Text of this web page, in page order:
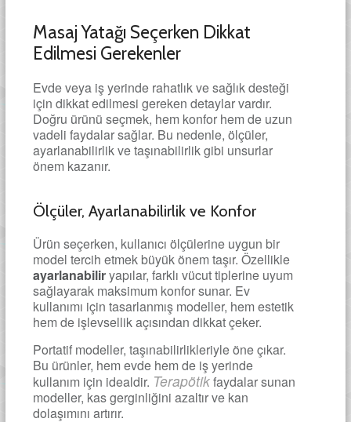
Masaj Yatağı Seçerken Dikkat
Edilmesi Gerekenler
Evde veya iş yerinde rahatlık ve sağlık desteği
için dikkat edilmesi gereken detaylar vardır.
Doğru ürünü seçmek, hem konfor hem de uzun
vadeli faydalar sağlar. Bu nedenle, ölçüler,
ayarlanabilirlik ve taşınabilirlik gibi unsurlar
önem kazanır.
Ölçüler, Ayarlanabilirlik ve Konfor
Ürün seçerken, kullanıcı ölçülerine uygun bir
model tercih etmek büyük önem taşır. Özellikle
ayarlanabiliryapılar, farklı vücut tiplerine uyum
sağlayarak maksimum konfor sunar. Ev
kullanımı için tasarlanmış modeller, hem estetik
hem de işlevsellik açısından dikkat çeker.
Portatif modeller, taşınabilirlikleriyle öne çıkar.
Bu ürünler, hem evde hem de iş yerinde
kullanım için idealdir. Terapötikfaydalar sunan
modeller, kas gerginliğini azaltır ve kan
dolaşımını artırır.